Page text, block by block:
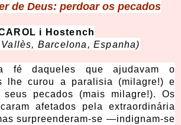
de Deus: perdoar os pecados
i Hostench
Barcelona, Espanha)
fé daqueles que ajudavam o
lhe curou a paralisia (milagre!) e
seus pecados (mais milagre!). Os
afetados pela extraordinária
surpreenderam-se —indignam-se